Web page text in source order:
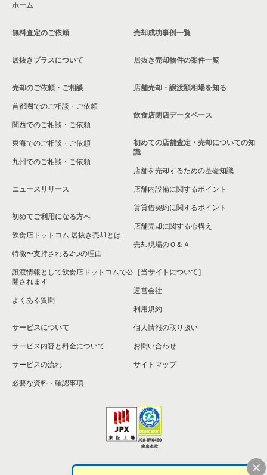
中野区の飲食店の居抜き売却物件の案件一覧
ホーム
無料査定のご依頼
居抜きプラスについて
売却のご依頼・ご相談
首都圏でのご相談・ご依頼
関西でのご相談・ご依頼
東海でのご相談・ご依頼
九州でのご相談・ご依頼
ニュースリリース
初めてご利用になる方へ
飲食店ドットコム 居抜き売却とは
特徴〜支持される2つの理由
譲渡情報として飲食店ドットコムで公
開されます
よくある質問
サービスについて
サービス内容と料金について
サービスの流れ
必要な資料・確認事項
売却成功事例一覧
居抜き売却物件の案件一覧
店舗売却・譲渡額相場を知る
飲食店閉店データベース
初めての店舗査定・売却についての知
識
店舗を売却するための基礎知識
店舗内設備に関するポイント
賃貸借契約に関するポイント
店舗売却に関する心構え
売却現場のＱ＆Ａ
［当サイトについて］
運営会社
利用規約
個人情報の取り扱い
お問い合わせ
サイトマップ
個人情報の取扱い